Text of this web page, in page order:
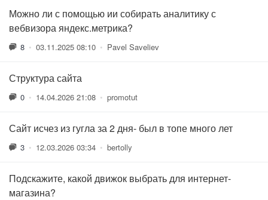
Можно ли с помощью ии собирать аналитику с
вебвизора яндекс.метрика?
8 • 03.11.2025 08:10 • Pavel Saveliev
Структура сайта
0 • 14.04.2026 21:08 • promotut
Сайт исчез из гугла за 2 дня- был в топе много лет
3 • 12.03.2026 03:34 • bertolly
Подскажите, какой движок выбрать для интернет-
магазина?